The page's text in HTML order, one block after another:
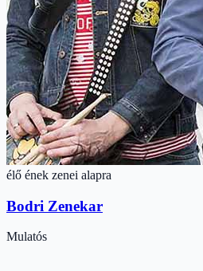
élő ének zenei alapra
Bodri Zenekar
Mulatós